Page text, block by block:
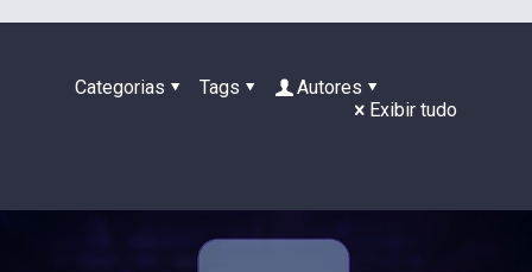
Categorias Tags
Autores
Exibir tudo